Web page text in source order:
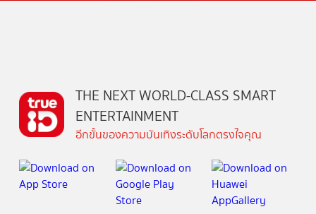
THE NEXT WORLD-CLASS SMART
ENTERTAINMENT
อีกขั้นของความบันเทิงระดับโลกตรงใจคุณ